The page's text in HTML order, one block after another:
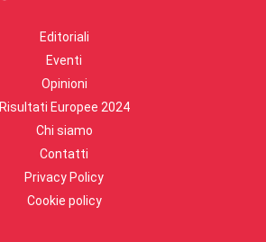
Editoriali
Eventi
Opinioni
Risultati Europee 2024
Chi siamo
Contatti
Privacy Policy
Cookie policy